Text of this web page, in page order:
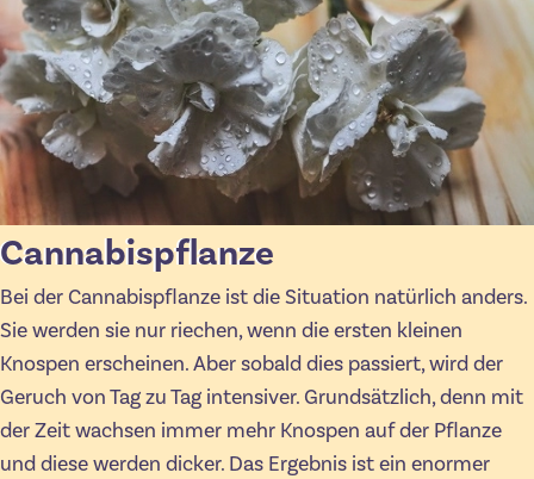
Cannabispflanze
Bei der Cannabispflanze ist die Situation natürlich anders.
Sie werden sie nur riechen, wenn die ersten kleinen
Knospen erscheinen. Aber sobald dies passiert, wird der
Geruch von Tag zu Tag intensiver. Grundsätzlich, denn mit
der Zeit wachsen immer mehr Knospen auf der Pflanze
und diese werden dicker. Das Ergebnis ist ein enormer